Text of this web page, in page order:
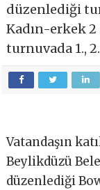
düzenlediği
Kadın-erkek 2
turnuvada 1.,
Vatandaşın
Beylikdüzü
düzenlediği